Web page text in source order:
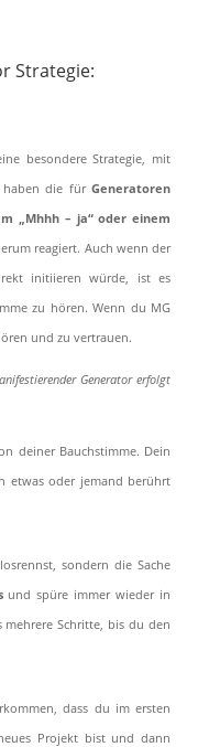
Strategie:
besondere Strategie, mit
haben die fürGeneratoren
„Mhhh – ja“ oder einem
reagiert. Auch wenn der
initiieren würde, ist es
zu hören. Wenn du MG
und zu vertrauen.
Generator erfolgt
deiner Bauchstimme. Dein
etwas oder jemand berührt
sondern die Sache
und spüre immer wieder in
Schritte, bis du den
dass du im ersten
Projekt bist und dann